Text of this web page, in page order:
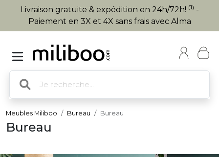
Livraison gratuite & expédition en 24h/72h! (1) -
Paiement en 3X et 4X sans frais avec Alma
Meubles Miliboo Bureau Bureau
Bureau